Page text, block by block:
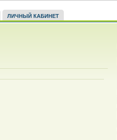
ЛИЧНЫЙ КАБИНЕТ